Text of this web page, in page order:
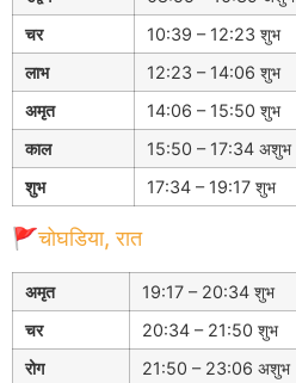
चर
10:39 – 12:23 शुभ
लाभ
12:23 – 14:06 शुभ
अमृत
14:06 – 15:50 शुभ
काल
15:50 – 17:34 अशुभ
शुभ
17:34 – 19:17 शुभ
🚩चोघडिया, रात
अमृत
19:17 – 20:34 शुभ
चर
20:34 – 21:50 शुभ
रोग
21:50 – 23:06 अशुभ